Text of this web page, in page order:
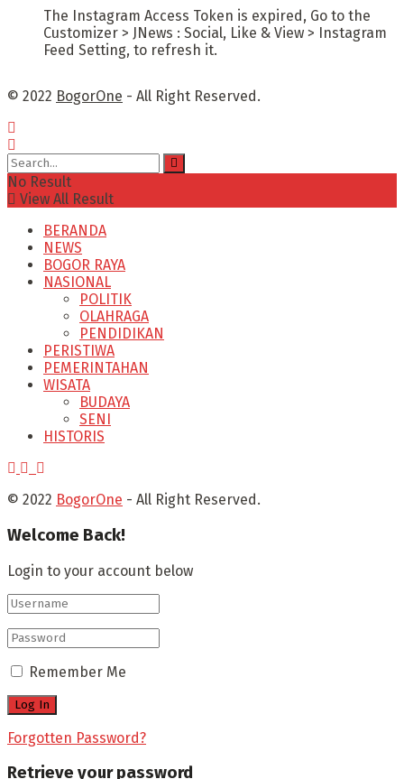
The Instagram Access Token is expired, Go to the
Customizer > JNews : Social, Like & View > Instagram
Feed Setting, to refresh it.
© 2022 BogorOne - All Right Reserved.
No Result
View All Result
BERANDA
NEWS
BOGOR RAYA
NASIONAL
POLITIK
OLAHRAGA
PENDIDIKAN
PERISTIWA
PEMERINTAHAN
WISATA
BUDAYA
SENI
HISTORIS
© 2022 BogorOne - All Right Reserved.
Welcome Back!
Login to your account below
Remember Me
Forgotten Password?
Retrieve your password